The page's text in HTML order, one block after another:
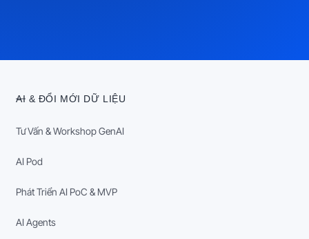
AI & ĐỔI MỚI DỮ LIỆU
Tư Vấn & Workshop GenAI
AI Pod
Phát Triển AI PoC & MVP
AI Agents